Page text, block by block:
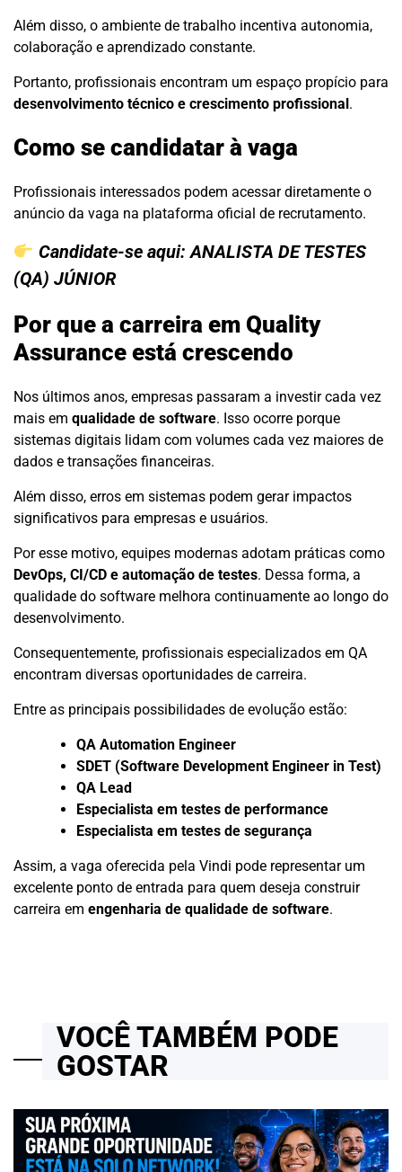
Além disso, o ambiente de trabalho incentiva autonomia,
colaboração e aprendizado constante.
Portanto, profissionais encontram um espaço propício para
desenvolvimento técnico e crescimento profissional.
Como se candidatar à vaga
Profissionais interessados podem acessar diretamente o
anúncio da vaga na plataforma oficial de recrutamento.
Candidate-se aqui:ANALISTA DE TESTES
(QA) JÚNIOR
Por que a carreira em Quality
Assurance está crescendo
Nos últimos anos, empresas passaram a investir cada vez
mais em qualidade de software. Isso ocorre porque
sistemas digitais lidam com volumes cada vez maiores de
dados e transações financeiras.
Além disso, erros em sistemas podem gerar impactos
significativos para empresas e usuários.
Por esse motivo, equipes modernas adotam práticas como
DevOps, CI/CD e automação de testes. Dessa forma, a
qualidade do software melhora continuamente ao longo do
desenvolvimento.
Consequentemente, profissionais especializados em QA
encontram diversas oportunidades de carreira.
Entre as principais possibilidades de evolução estão:
QA Automation Engineer
SDET (Software Development Engineer in Test)
QA Lead
Especialista em testes de performance
Especialista em testes de segurança
Assim, a vaga oferecida pela Vindi pode representar um
excelente ponto de entrada para quem deseja construir
carreira em engenharia de qualidade de software.
VOCÊ TAMBÉM PODE
GOSTAR